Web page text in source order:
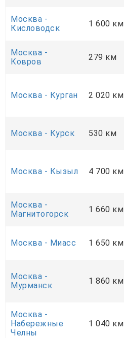
Москва -
Кисловодск
1 600 км
Москва -
Ковров
279 км
Москва - Курган 2 020 км
Москва - Курск 530 км
Москва - Кызыл 4 700 км
Москва -
Магнитогорск
1 660 км
Москва - Миасс 1 650 км
Москва -
Мурманск
1 860 км
Москва -
Набережные
Челны
1 040 км